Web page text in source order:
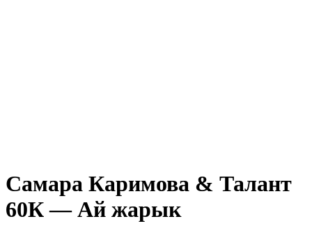
Самара Каримова & Талант
60К — Ай жарык